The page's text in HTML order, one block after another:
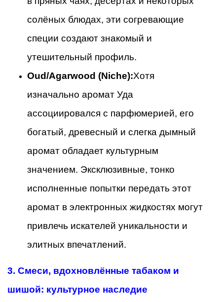
солёных блюдах, эти согревающие
специи создают знакомый и
утешительный профиль.
Oud/Agarwood (Niche):Хотя
изначально аромат Уда
ассоциировался с парфюмерией, его
богатый, древесный и слегка дымный
аромат обладает культурным
значением. Эксклюзивные, тонко
исполненные попытки передать этот
аромат в электронных жидкостях могут
привлечь искателей уникальности и
элитных впечатлений.
3. Смеси, вдохновлённые табаком и
шишой: культурное наследие